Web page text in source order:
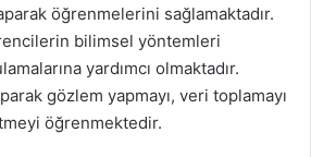
öğrenmelerini sağlamaktadır.
bilimsel yöntemleri
yardımcı olmaktadır.
gözlem yapmayı, veri toplamayı
öğrenmektedir.